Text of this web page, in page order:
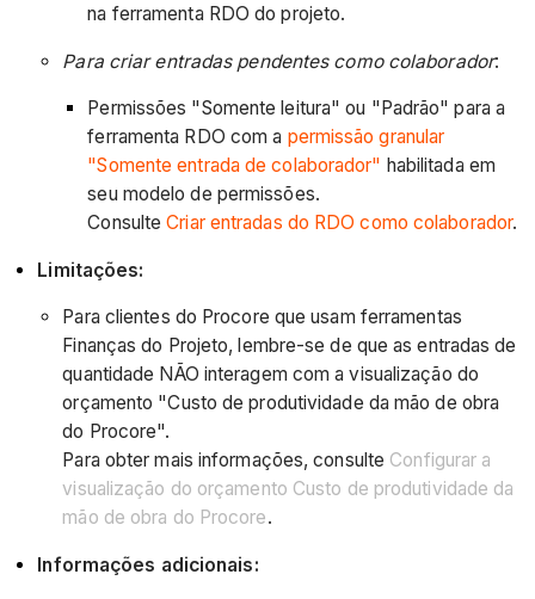
na ferramenta RDO do projeto.
Para criar entradas pendentes como colaborador:
Permissões "Somente leitura" ou "Padrão" para a
ferramenta RDO com a permissão granular
"Somente entrada de colaborador" habilitada em
seu modelo de permissões.
ConsulteCriar entradas do RDO como colaborador.
Limitações:
Para clientes do Procore que usam ferramentas
Finanças do Projeto, lembre-se de que as entradas de
quantidade NÃO interagem com a visualização do
orçamento "Custo de produtividade da mão de obra
do Procore".
Para obter mais informações, consulte Configurar a
visualização do orçamento Custo de produtividade da
mão de obra do Procore.
Informações adicionais: